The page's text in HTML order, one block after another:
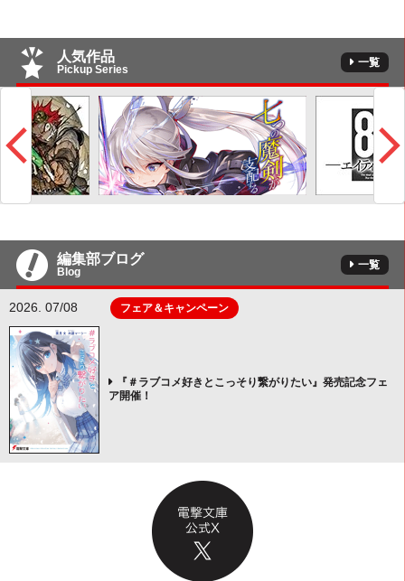
人気作品
Pickup Series
一覧
編集部ブログ
Blog
一覧
2026. 07/08 フェア＆キャンペーン
『＃ラブコメ好きとこっそり繋がりたい』発売記念フェ
ア開催！